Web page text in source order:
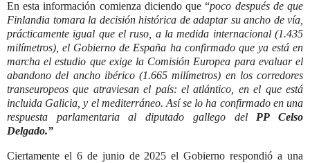
En esta información comienza diciendo que “poco después de que
Finlandia tomara la decisión histórica de adaptar su ancho de vía,
prácticamente igual que el ruso, a la medida internacional (1.435
milímetros), el Gobierno de España ha confirmado que ya está en
marcha el estudio que exige la Comisión Europea para evaluar el
abandono del ancho ibérico (1.665 milímetros) en los corredores
transeuropeos que atraviesan el país: el atlántico, en el que está
incluida Galicia, y el mediterráneo. Así se lo ha confirmado en una
respuesta parlamentaria al diputado gallego delPP Celso
Delgado.”
Ciertamente el 6 de junio de 2025 el Gobierno respondió a una